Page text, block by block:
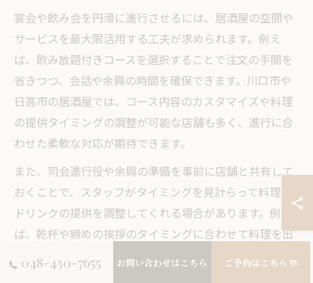
宴会や飲み会を円滑に進行させるには、居酒屋の空間や
サービスを最大限活用する工夫が求められます。例え
ば、飲み放題付きコースを選択することで注文の手間を
省きつつ、会話や余興の時間を確保できます。川口市や
日高市の居酒屋では、コース内容のカスタマイズや料理
の提供タイミングの調整が可能な店舗も多く、進行に合
わせた柔軟な対応が期待できます。
また、司会進行役や余興の準備を事前に店舗と共有して
おくことで、スタッフがタイミングを見計らって料理や
ドリンクの提供を調整してくれる場合があります。例え
ば、乾杯や締めの挨拶のタイミングに合わせて料理を出
すなど、店舗側との連携がイベントの質を大きく左右し
ます。
048-430-7655 お問い合わせはこちら ご予約はこちら